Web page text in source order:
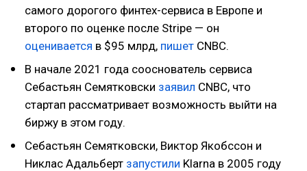
самого дорогого финтех-сервиса в Европе и
второго по оценке после Stripe — он
оценивается в $95 млрд, пишет CNBC.
В начале 2021 года сооснователь сервиса
Себастьян Семятковски заявил CNBC, что
стартап рассматривает возможность выйти на
биржу в этом году.
Себастьян Семятковски, Виктор Якобссон и
Никлас Адальберт запустили Klarna в 2005 году